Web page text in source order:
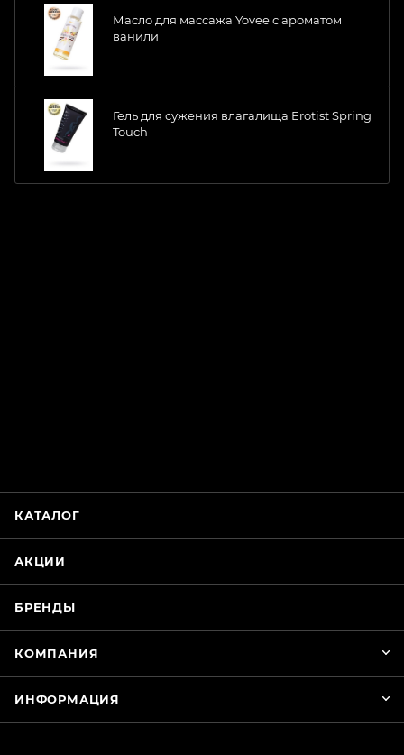
Масло для массажа Yovee с ароматом
ванили
Гель для сужения влагалища Erotist Spring
Touch
КАТАЛОГ
АКЦИИ
БРЕНДЫ
КОМПАНИЯ
ИНФОРМАЦИЯ
WhatsApp